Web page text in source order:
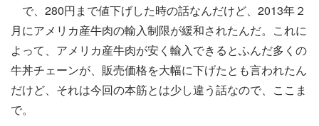
で、280円まで値下げした時の話なんだけど、2013年２
月にアメリカ産牛肉の輸入制限が緩和されたんだ。これに
よって、アメリカ産牛肉が安く輸入できるとふんだ多くの
牛丼チェーンが、販売価格を大幅に下げたとも言われたん
だけど、それは今回の本筋とは少し違う話なので、ここま
で。